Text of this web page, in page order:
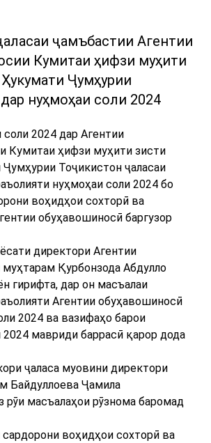
ҷамъбастии Агентии
Кумитаи ҳифзи муҳити
Ҷумҳурии
нуҳмоҳаи соли 2024
соли 2024 дар Агентии
Кумитаи ҳифзи муҳити зисти
Тоҷикистон ҷаласаи
нуҳмоҳаи соли 2024 бо
воҳидҳои сохторӣ ва
обуҳавошиносӣ баргузор
директори Агентии
Қурбонзода Абдулло
гирифта, дар он масъалаи
Агентии обуҳавошиносӣ
2024 ва вазифаҳо барои
мавриди баррасӣ қарор дода
ҷаласа муовини директори
Байдуллоева Ҷамила
рӯи масъалаҳои рӯзнома баромад
воҳидҳои сохторӣ ва